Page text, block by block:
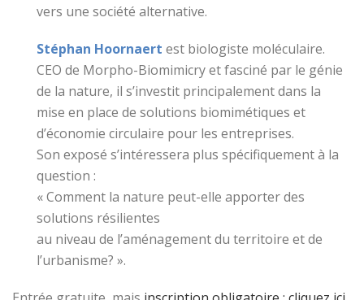
vers une société alternative.
Stéphan Hoornaert est biologiste moléculaire.
CEO de Morpho-Biomimicry et fasciné par le génie
de la nature, il s’investit principalement dans la
mise en place de solutions biomimétiques et
d’économie circulaire pour les entreprises.
Son exposé s’intéressera plus spécifiquement à la
question :
« Comment la nature peut-elle apporter des
solutions résilientes
au niveau de l’aménagement du territoire et de
l’urbanisme? ».